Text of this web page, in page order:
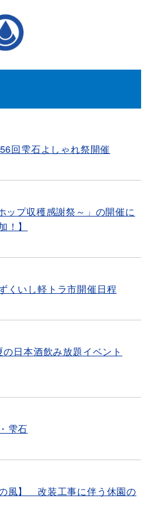
回雫石よしゃれ祭開催
ップ収穫感謝祭～」の開催に
】
くいし軽トラ市開催日程
日本酒飲み放題イベント
雫石
風】 改装工事に伴う休園の